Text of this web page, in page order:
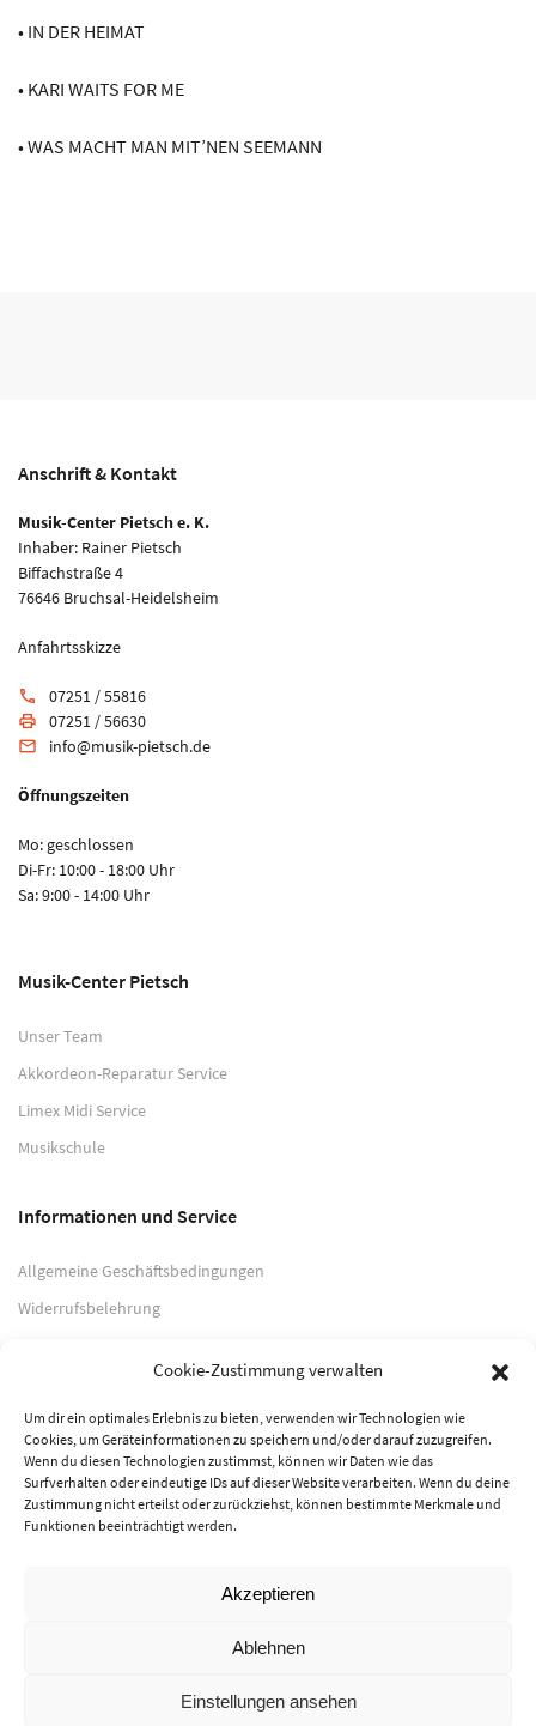
Cookie-Zustimmung verwalten
Um dir ein optimales Erlebnis zu bieten, verwenden wir Technologien wie
Cookies, um Geräteinformationen zu speichern und/oder darauf zuzugreifen.
Wenn du diesen Technologien zustimmst, können wir Daten wie das
Surfverhalten oder eindeutige IDs auf dieser Website verarbeiten. Wenn du deine
Zustimmung nicht erteilst oder zurückziehst, können bestimmte Merkmale und
Funktionen beeinträchtigt werden.
Akzeptieren
Ablehnen
Einstellungen ansehen
• IN DER HEIMAT
• KARI WAITS FOR ME
• WAS MACHT MAN MIT’NEN SEEMANN
Anschrift & Kontakt
Musik-Center Pietsch e. K.
Inhaber: Rainer Pietsch
Biffachstraße 4
76646 Bruchsal-Heidelsheim
Anfahrtsskizze
phone 07251 / 55816
print 07251 / 56630
email info@musik-pietsch.de
Öffnungszeiten
Mo: geschlossen
Di-Fr: 10:00 - 18:00 Uhr
Sa: 9:00 - 14:00 Uhr
Musik-Center Pietsch
Unser Team
Akkordeon-Reparatur Service
Limex Midi Service
Musikschule
Informationen und Service
Allgemeine Geschäftsbedingungen
Widerrufsbelehrung
Datenschutzerklärung
Zahlungsarten
PayPal